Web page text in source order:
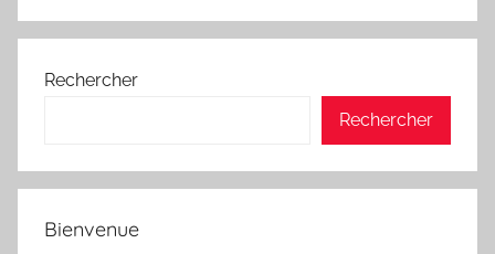
Rechercher
Rechercher
Bienvenue